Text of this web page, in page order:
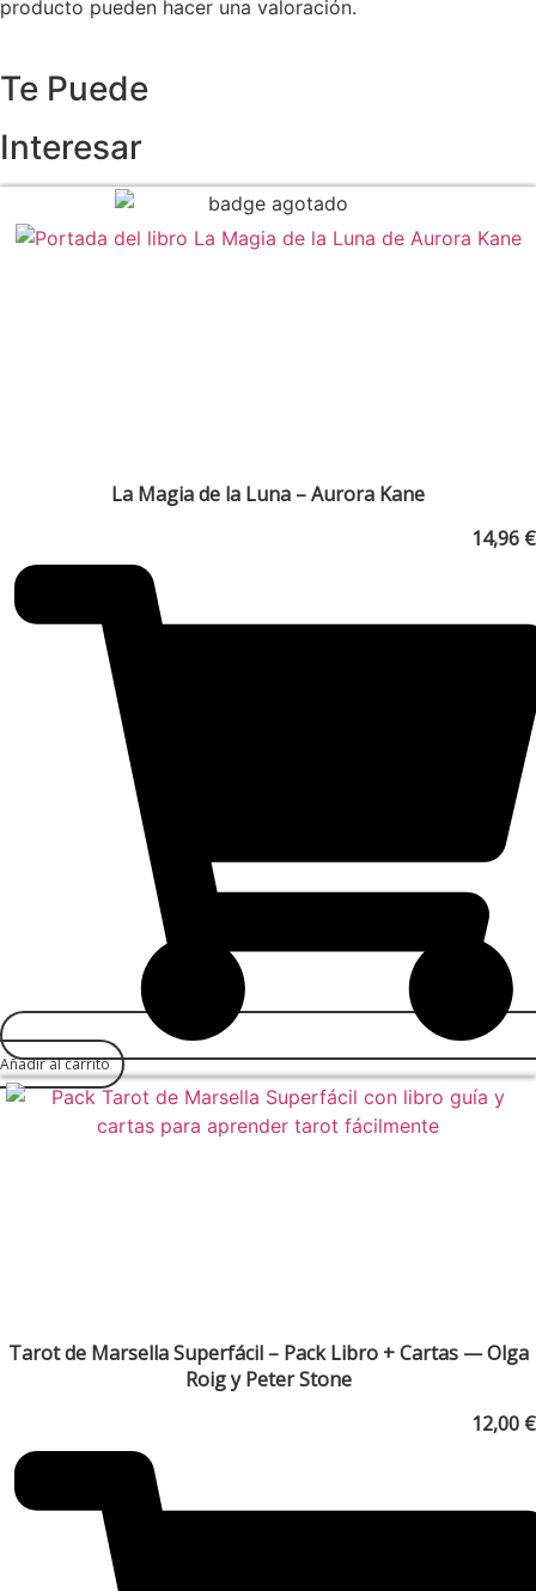
producto pueden hacer una valoración.
Te Puede
Interesar
La Magia de la Luna – Aurora Kane
14,96 €
Añadir al carrito
Tarot de Marsella Superfácil – Pack Libro + Cartas — Olga
Roig y Peter Stone
12,00 €